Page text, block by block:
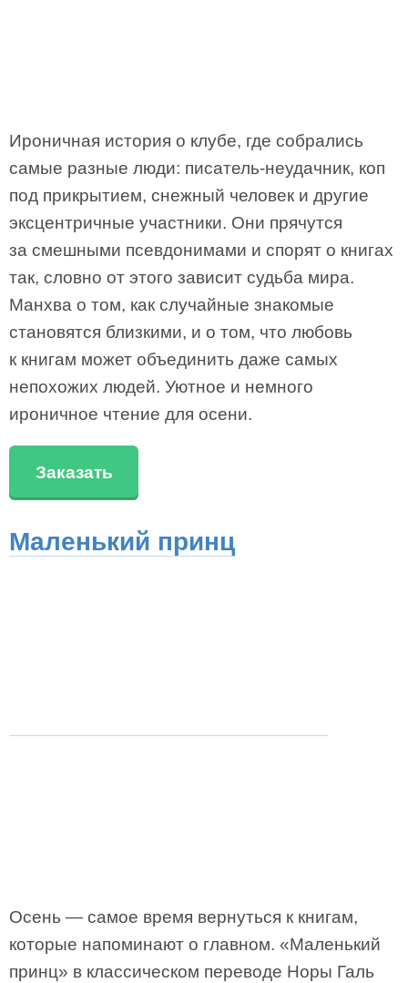
Ироничная история о клубе, где собрались
самые разные люди: писатель-неудачник, коп
под прикрытием, снежный человек и другие
эксцентричные участники. Они прячутся
за смешными псевдонимами и спорят о книгах
так, словно от этого зависит судьба мира.
Манхва о том, как случайные знакомые
становятся близкими, и о том, что любовь
к книгам может объединить даже самых
непохожих людей. Уютное и немного
ироничное чтение для осени.
Заказать
Маленький принц
Осень — самое время вернуться к книгам,
которые напоминают о главном. «Маленький
принц» в классическом переводе Норы Галь